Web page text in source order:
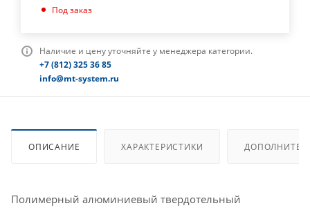
Под заказ
Наличие и цену уточняйте у менеджера категории.
+7 (812) 325 36 85
info@mt-system.ru
ОПИСАНИЕ ХАРАКТЕРИСТИКИ
Полимерный алюминиевый твердотельный